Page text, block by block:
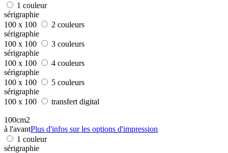
1 couleur
sérigraphie
100 x 100
2 couleurs
sérigraphie
100 x 100
3 couleurs
sérigraphie
100 x 100
4 couleurs
sérigraphie
100 x 100
5 couleurs
sérigraphie
100 x 100
transfert digital
100cm2
à l'avantPlus d'infos sur les options d'impression
1 couleur
sérigraphie